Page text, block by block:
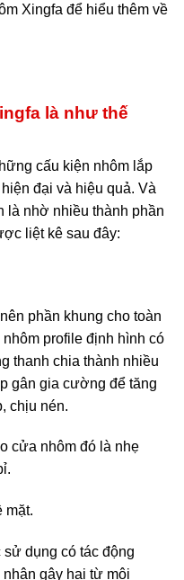
Xingfa để hiểu thêm về
là như thế
cấu kiện nhôm lắp
đại và hiệu quả. Và
là nhờ nhiều thành phần
liệt kê sau đây:
phần khung cho toàn
profile định hình có
thanh chia thành nhiều
gân gia cường để tăng
chịu nén.
cửa nhôm đó là nhẹ
mặt.
dụng có tác động
gây hại từ môi